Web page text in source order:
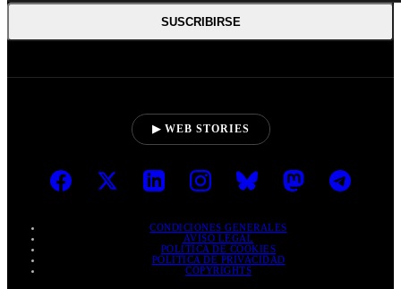
SUSCRIBIRSE
▶ WEB STORIES
CONDICIONES GENERALES
AVISO LEGAL
POLÍTICA DE COOKIES
POLÍTICA DE PRIVACIDAD
COPYRIGHTS